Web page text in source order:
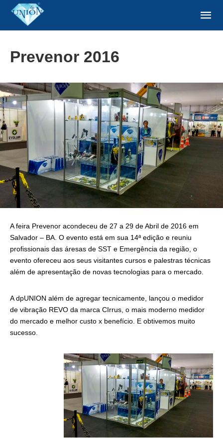
Prevenor 2016
A feira Prevenor acondeceu de 27 a 29 de Abril de 2016 em
Salvador – BA. O evento está em sua 14ª edição e reuniu
profissionais das áresas de SST e Emergência da região, o
evento ofereceu aos seus visitantes cursos e palestras técnicas
além de apresentação de novas tecnologias para o mercado.
A dpUNION além de agregar tecnicamente, lançou o medidor
de vibração REVO da marca CIrrus, o mais moderno medidor
do mercado e melhor custo x benefício. E obtivemos muito
sucesso.